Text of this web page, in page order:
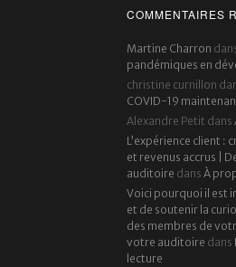
COMMENTAIRES
Martine Charron
pandémiques en
christine curnillon
COVID-19
Alexandre Petit dans
L’expérience client :
et revenus accrus |
auditoire dansÀ
Voici pourquoi il est
et de soutenir la
des membres de
votre auditoire dans
lecture